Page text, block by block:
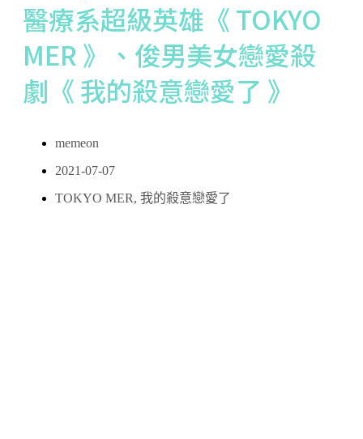
醫療系超級英雄《 TOKYO
MER 》、俊男美女戀愛殺
劇《 我的殺意戀愛了 》
memeon
2021-07-07
TOKYO MER, 我的殺意戀愛了